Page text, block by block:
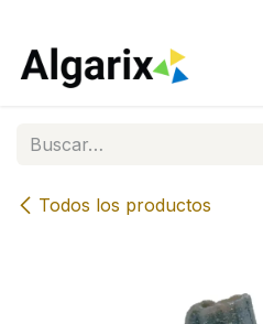
Todos los productos